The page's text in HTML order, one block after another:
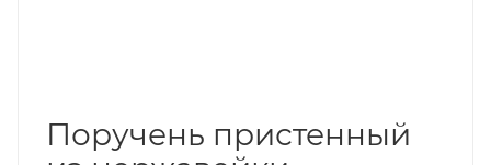
Поручень пристенный